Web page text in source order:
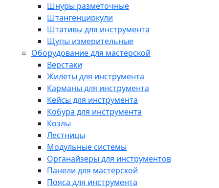
Шнуры разметочные
Штангенциркули
Штативы для инструмента
Щупы измерительные
Оборудование для мастерской
Верстаки
Жилеты для инструмента
Карманы для инструмента
Кейсы для инструмента
Кобура для инструмента
Козлы
Лестницы
Модульные системы
Органайзеры для инструментов
Панели для мастерской
Пояса для инструмента